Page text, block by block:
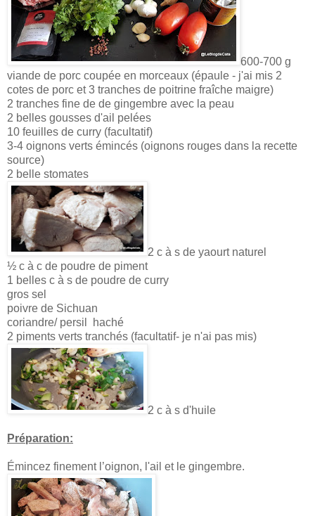
600-700 g
viande de porc coupée en morceaux (épaule - j'ai mis 2
cotes de porc et 3 tranches de poitrine fraîche maigre)
2 tranches fine de de gingembre avec la peau
2 belles gousses d'ail pelées
10 feuilles de curry (facultatif)
3-4 oignons verts émincés (oignons rouges dans la recette
source)
2 belle stomates
2 c à s de yaourt naturel
½ c à c de poudre de piment
1 belles c à s de poudre de curry
gros sel
poivre de Sichuan
coriandre/ persil haché
2 piments verts tranchés (facultatif- je n'ai pas mis)
2 c à s d'huile
Préparation:
Émincez finement l’oignon, l'ail et le gingembre.